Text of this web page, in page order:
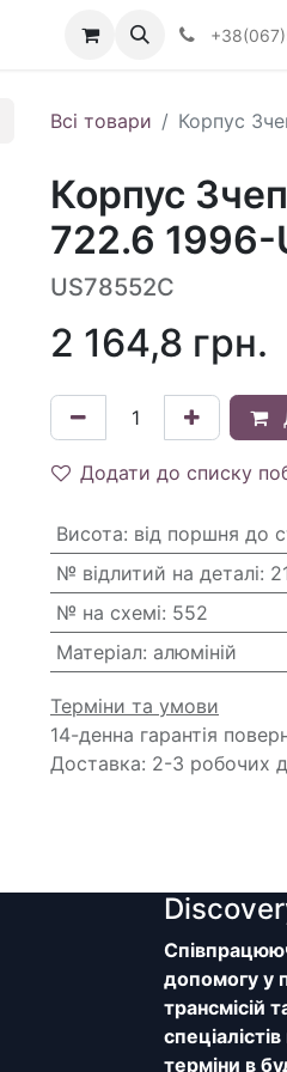
Всі товари Корпус
Корпус
722.6
US78552C
2 164,8 грн.
Додати до списку
Висота: від поршня до
№ відлитий на деталі:
№ на схемі: 552
Матеріал: алюміній
Терміни та умови
14-денна гарантія
Доставка: 2-3 робочих
допомогу у
трансмісій
терміни в